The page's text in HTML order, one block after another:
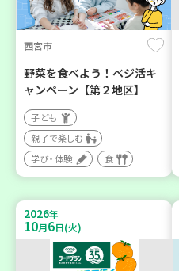
西宮市
野菜を食べよう！ベジ活キ
ャンペーン【第２地区】
子ども
親子で楽しむ
学び・体験
食
2026年
10月6日(火)